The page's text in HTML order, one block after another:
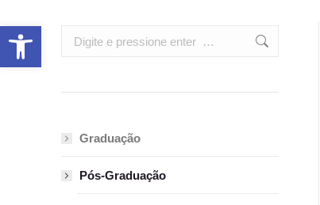
Search:
Graduação
Pós-Graduação
Abrir a barra de ferramentas